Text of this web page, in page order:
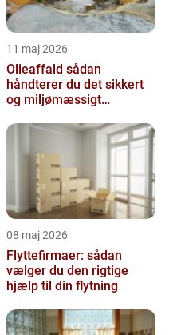
11 maj 2026
Olieaffald sådan
håndterer du det sikkert
og miljømæssigt
08 maj 2026
Flyttefirmaer: sådan
vælger du den rigtige
hjælp til din flytning